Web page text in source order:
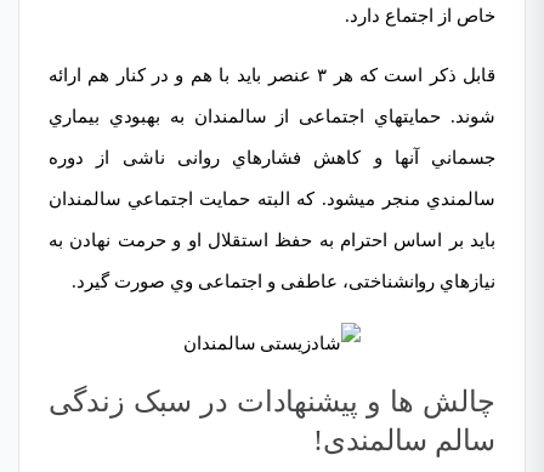
خاص از اجتماع دارد.
قابل ذکر است که هر ۳ عنصر باید با هم و در كنار هم ارائه
شوند. حمایتهاي اجتماعی از سالمندان به بھبودي بیماري
جسماني آنھا و كاهش فشارهاي روانی ناشی از دوره
سالمندي منجر ميشود. که البته حمایت اجتماعي سالمندان
باید بر اساس احترام به حفظ استقلال او و حرمت نھادن به
نیازهاي روانشناختی، عاطفی و اجتماعی وي صورت گیرد.
چالش ها و پیشنھادات در سبک زندگی
سالم سالمندی!